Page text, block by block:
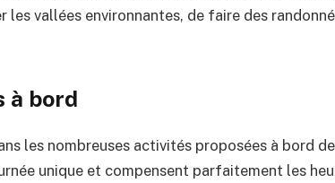
vallées environnantes, de faire des
à bord
les nombreuses activités proposées à bord
unique et compensent parfaitement les